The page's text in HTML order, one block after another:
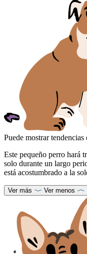
Puede mostrar tendencias
Este pequeño perro hará
solo durante un largo
está acostumbrado a la
Ver más Ver menos